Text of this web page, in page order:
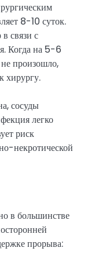
8-10 суток.
связи с
Когда на 5-6
не произошло,
хирургу.
сосуды
легко
риск
некротической
в большинстве
прорыва: